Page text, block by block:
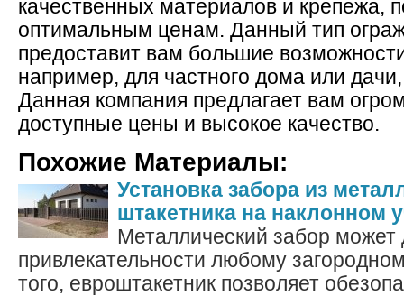
качественных материалов и крепежа,
оптимальным ценам. Данный тип
предоставит вам большие
например, для частного дома или
Данная компания предлагает вам
доступные цены и высокое качество.
Похожие Материалы:
Установка забора из
штакетника на наклонном
Металлический забор может
привлекательности любому
того, евроштакетник позволяет